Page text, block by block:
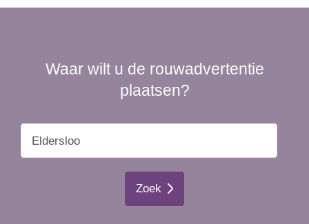
Waar wilt u de rouwadvertentie
plaatsen?
Zoek